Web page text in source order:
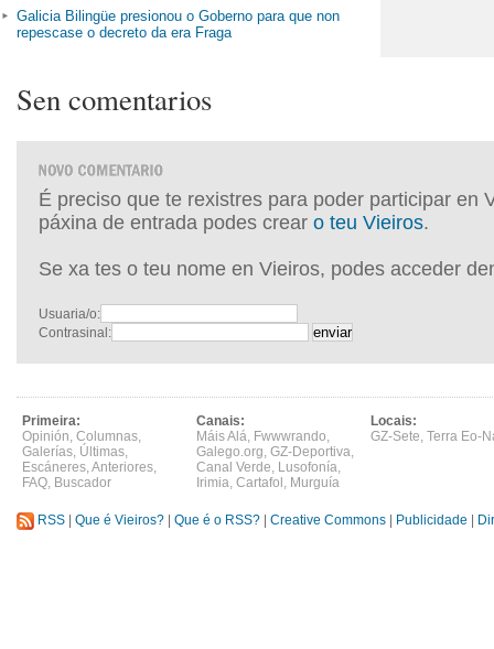
Galicia Bilingüe presionou o Goberno para que non
repescase o decreto da era Fraga
Sen comentarios
É preciso que te rexistres para poder participar en
páxina de entrada podes crear o teu Vieiros.
Se xa tes o teu nome en Vieiros, podes acceder
Usuaria/o:
Contrasinal:
Primeira:
Opinión, Columnas,
Galerías, Últimas,
Escáneres,Anteriores,
FAQ, Buscador
Canais:
Máis Alá, Fwwwrando,
Galego.org, GZ-Deportiva,
Canal Verde, Lusofonía,
Irimia, Cartafol , Murguía
Locais:
GZ-Sete, Terra Eo-
RSS Que é Vieiros? Que é o RSS? Creative Commons Publicidade